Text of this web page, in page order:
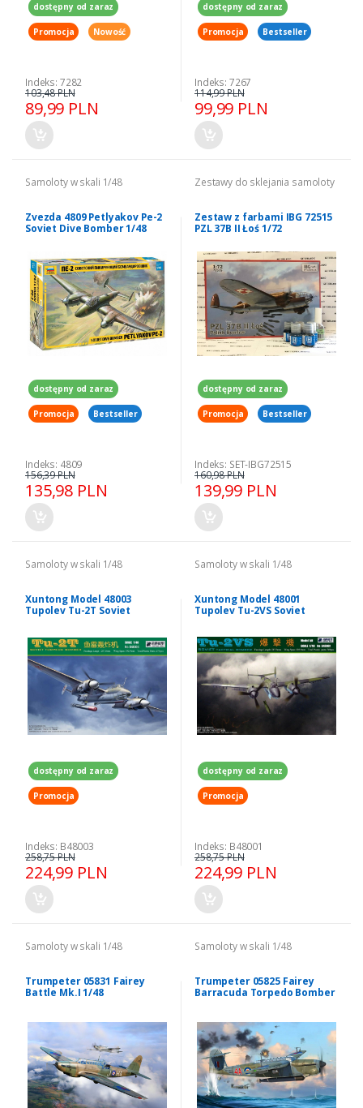
dostępny od zaraz
Promocja Nowość
Indeks: 7282
89,99 PLN
103,48 PLN
dostępny od zaraz
Promocja Bestseller
Indeks: 7267
99,99 PLN
114,99 PLN
Samoloty w skali 1/48
Zvezda 4809 Petlyakov Pe-2
Soviet Dive Bomber 1/48
dostępny od zaraz
Promocja Bestseller
Indeks: 4809
135,98 PLN
156,39 PLN
Zestawy do sklejania samoloty
Zestaw z farbami IBG 72515
PZL 37B II Łoś 1/72
dostępny od zaraz
Promocja Bestseller
Indeks: SET-IBG72515
139,99 PLN
160,98 PLN
Samoloty w skali 1/48
Xuntong Model 48003
Tupolev Tu-2T Soviet
dostępny od zaraz
Promocja
Indeks: B48003
224,99 PLN
258,75 PLN
Samoloty w skali 1/48
Xuntong Model 48001
Tupolev Tu-2VS Soviet
dostępny od zaraz
Promocja
Indeks: B48001
224,99 PLN
258,75 PLN
Samoloty w skali 1/48
Trumpeter 05831 Fairey
Battle Mk.I 1/48
Samoloty w skali 1/48
Trumpeter 05825 Fairey
Barracuda Torpedo Bomber